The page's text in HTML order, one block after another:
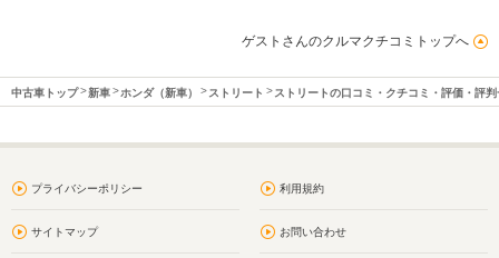
ゲストさんのクルマクチコミトップへ
中古車トップ 新車 ホンダ（新車） ストリート ストリートの口コミ・クチコミ・評価・評判
プライバシーポリシー 利用規約
サイトマップ お問い合わせ